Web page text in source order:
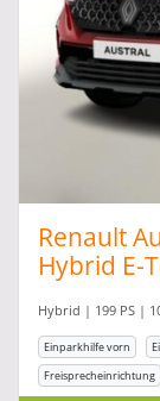
Renault
Hybrid E-
Hybrid | 199 PS |
Einparkhilfe vorn
Freisprecheinrichtung